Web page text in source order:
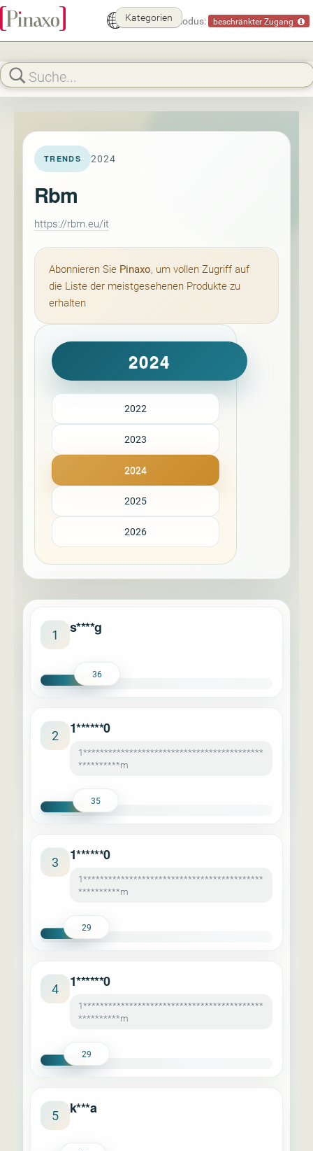
Demomodus: beschränkter Zugang
Kategorien
TRENDS 2024
Rbm
https://rbm.eu/it
Abonnieren Sie Pinaxo, um vollen Zugriff auf
die Liste der meistgesehenen Produkte zu
erhalten
2024
2022
2023
2024
2025
2026
1 s****g
36
2 1******0
1*******************************************
**********m
35
3 1******0
1*******************************************
**********m
29
4 1******0
1*******************************************
**********m
29
5 k***a